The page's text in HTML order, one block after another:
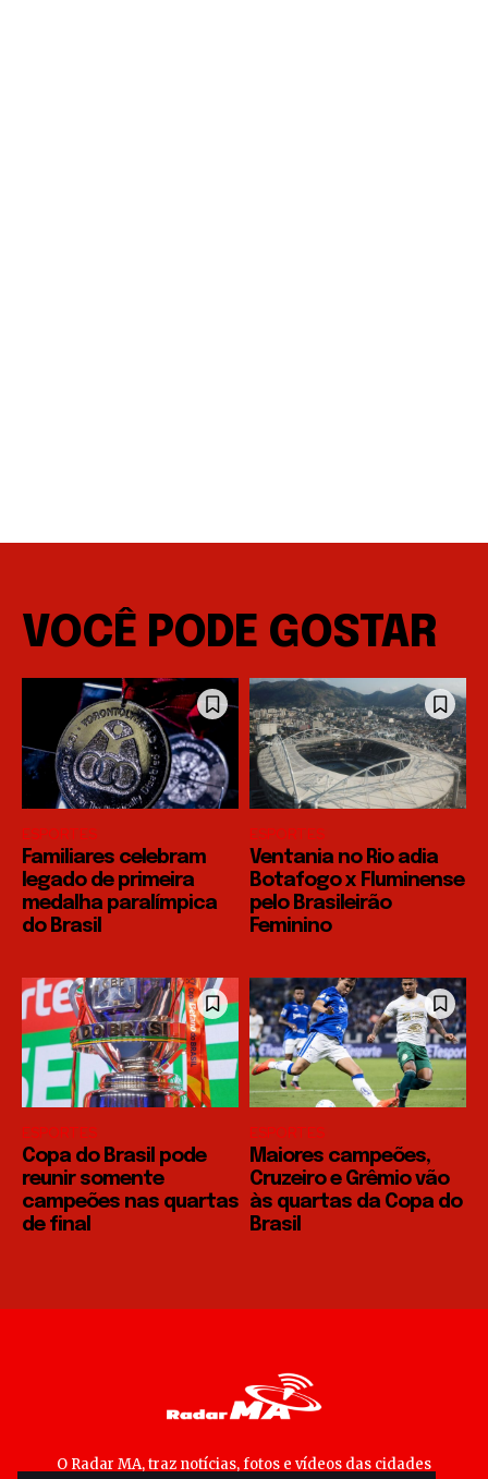
VOCÊ PODE GOSTAR
ESPORTES
Familiares celebram
legado de primeira
medalha paralímpica
do Brasil
ESPORTES
Ventania no Rio adia
Botafogo x Fluminense
pelo Brasileirão
Feminino
ESPORTES
Copa do Brasil pode
reunir somente
campeões nas quartas
de final
ESPORTES
Maiores campeões,
Cruzeiro e Grêmio vão
às quartas da Copa do
Brasil
O Radar MA, traz notícias, fotos e vídeos das cidades